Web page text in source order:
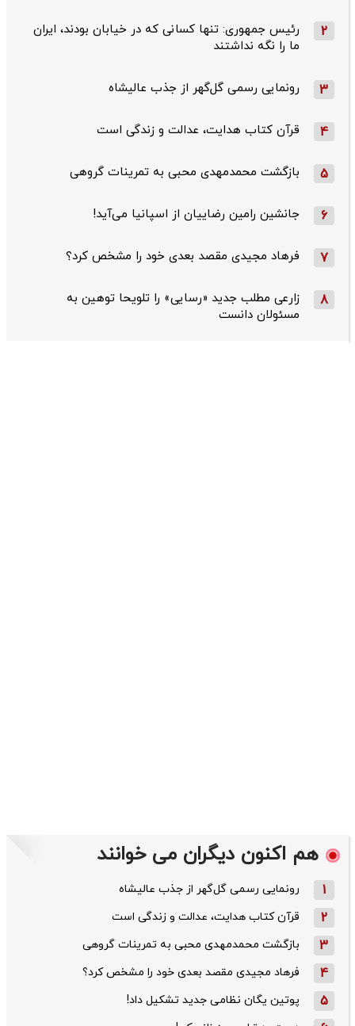
2
رئیس جمهوری: تنها کسانی که در خیابان بودند، ایران
ما را نگه نداشتند
3 رونمایی رسمی گل‌گهر از جذب عالیشاه
4 قرآن کتاب هدایت، عدالت و زندگی است
5 بازگشت محمدمهدی محبی به تمرینات گروهی
6 جانشین رامین رضاییان از اسپانیا می‌آید!
7 فرهاد مجیدی مقصد بعدی خود را مشخص کرد؟
8
زارعی مطلب جدید «رسایی» را تلویحا توهین به
مسئولان دانست
هم اکنون دیگران می خوانند
1 رونمایی رسمی گل‌گهر از جذب عالیشاه
2 قرآن کتاب هدایت، عدالت و زندگی است
3 بازگشت محمدمهدی محبی به تمرینات گروهی
4 فرهاد مجیدی مقصد بعدی خود را مشخص کرد؟
5 پوتین یگان نظامی جدید تشکیل داد!